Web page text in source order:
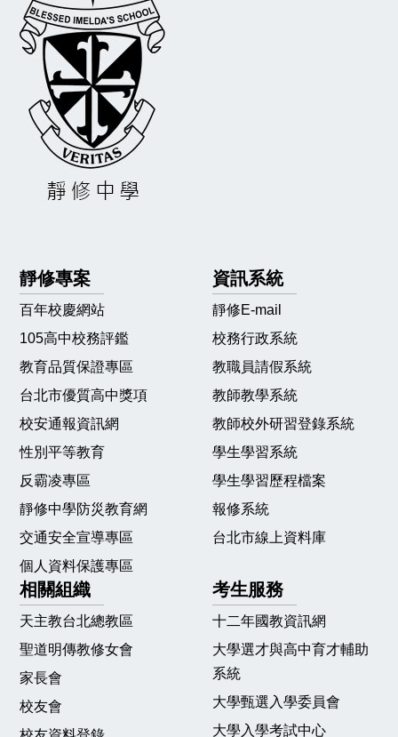
靜修專案
百年校慶網站
105高中校務評鑑
教育品質保證專區
台北市優質高中獎項
校安通報資訊網
性別平等教育
反霸凌專區
靜修中學防災教育網
交通安全宣導專區
個人資料保護專區
資訊系統
靜修E-mail
校務行政系統
教職員請假系統
教師教學系統
教師校外研習登錄系統
學生學習系統
學生學習歷程檔案
報修系統
台北市線上資料庫
相關組織
天主教台北總教區
聖道明傳教修女會
家長會
校友會
考生服務
十二年國教資訊網
大學選才與高中育才輔助
系統
大學甄選入學委員會
大學入學考試中心